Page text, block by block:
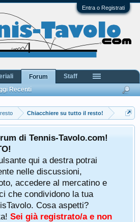
Entra o Registrati
Chiacchiere su tutto il resto!
di Tennis-Tavolo.com!
qui a destra potrai
nelle discussioni,
accedere al mercatino e
che condividono la tua
Cosa aspetti?
Sei già registrato/a e non
Forum
Recenti
Staff